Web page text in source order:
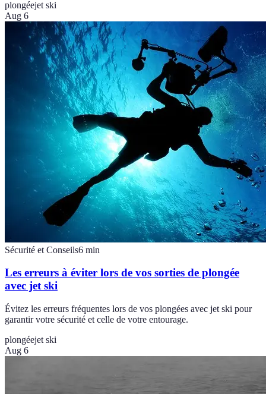
plongéejet ski
Aug 6
Sécurité et Conseils6 min
Les erreurs à éviter lors de vos sorties de plongée
avec jet ski
Évitez les erreurs fréquentes lors de vos plongées avec jet ski pour
garantir votre sécurité et celle de votre entourage.
plongéejet ski
Aug 6